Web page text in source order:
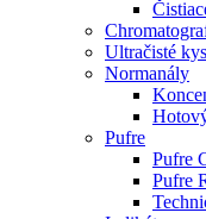
Ultračisté
Normanály
Pufre
Pufre
Pufre